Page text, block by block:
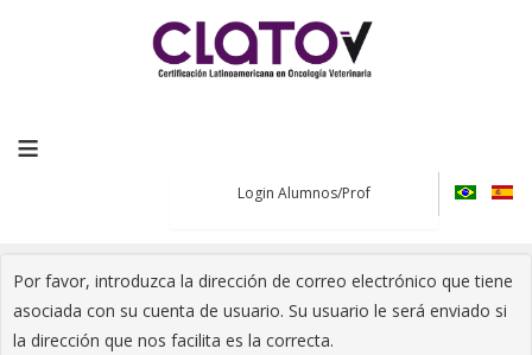
≡
Login Alumnos/Prof
Por favor, introduzca la dirección de correo electrónico que tiene
asociada con su cuenta de usuario. Su usuario le será enviado si
la dirección que nos facilita es la correcta.